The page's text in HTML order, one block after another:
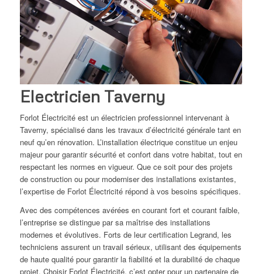
Electricien Taverny
Forlot Électricité est un électricien professionnel intervenant à
Taverny, spécialisé dans les travaux d’électricité générale tant en
neuf qu’en rénovation. L’installation électrique constitue un enjeu
majeur pour garantir sécurité et confort dans votre habitat, tout en
respectant les normes en vigueur. Que ce soit pour des projets
de construction ou pour moderniser des installations existantes,
l’expertise de Forlot Électricité répond à vos besoins spécifiques.
Avec des compétences avérées en courant fort et courant faible,
l’entreprise se distingue par sa maîtrise des installations
modernes et évolutives. Forts de leur certification Legrand, les
techniciens assurent un travail sérieux, utilisant des équipements
de haute qualité pour garantir la fiabilité et la durabilité de chaque
projet. Choisir Forlot Électricité, c’est opter pour un partenaire de